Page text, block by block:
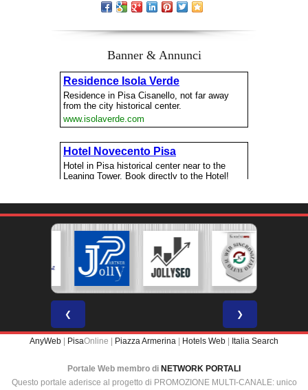
Banner & Annunci
❮ ❯
AnyWeb PisaOnline | Piazza Armerina Hotels Web Italia Search
Portale Web membro di NETWORK PORTALI
Questo portale aderisce al progetto di PROMOZIONE MULTI-CANALE: unico